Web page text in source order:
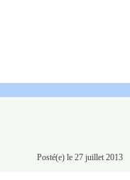
Posté(e) le 27 juillet 2013